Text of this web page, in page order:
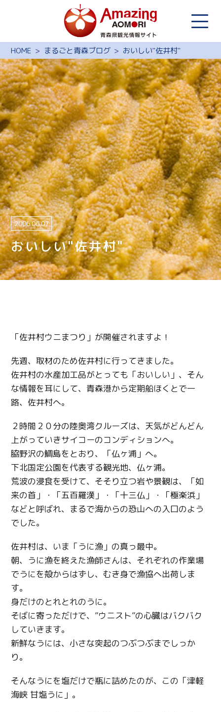
HOME まるごと青森ブログ おいしい"佐井村"
おいしい"佐井村"
2006.06.07
「佐井村ウニまつり」が開催されますよ！
先週、取材のため佐井村に行ってきました。
佐井村の水産加工品がとっても「おいしい」、そん
な情報を耳にして、青森港から定期船ほくとで一
路、佐井村へ。
２時間２０分の陸奥湾クルーズは、天気がどんどん
上がっていきサイコーのコンディションへ。
脇野沢の鯛島をとおり、「仏ヶ浦」へ。
下北国定公園を代表する観光地、仏ヶ浦。
荒波の浸食を受けて、そそり立つ岩や景観は、「如
来の首」・「五百羅漢」・「十三仏」・「極楽浜」
などと呼ばれ、まるで海からの恐山への入口のよう
でした。
佐井村は、いま「うに漁」の真っ最中。
朝、うに漁を終えた漁師さんは、それぞれの作業場
でうにを殻からはずし、むき身で漁協へ出荷しま
す。
身だけのとれとれのうに。
そばに寄っただけで、”ウニスト”の心臓はバクバク
していきます。
新鮮なうには、小さな突起のつぶつぶまでしっか
り。
そんなうにを塩だけで瓶に詰めたのが、この「津軽
海峡 甘塩うに」。